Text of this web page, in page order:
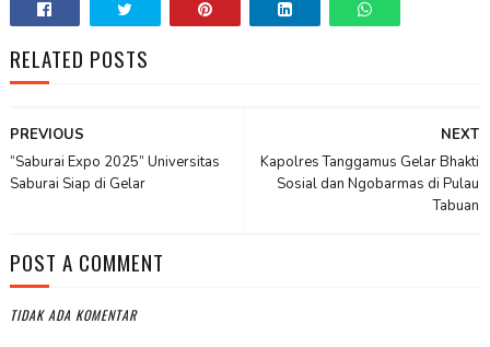
RELATED POSTS
NEXT
Kapolres Tanggamus Gelar Bhakti
Sosial dan Ngobarmas di Pulau
Tabuan
PREVIOUS
“Saburai Expo 2025” Universitas
Saburai Siap di Gelar
POST A COMMENT
TIDAK ADA KOMENTAR